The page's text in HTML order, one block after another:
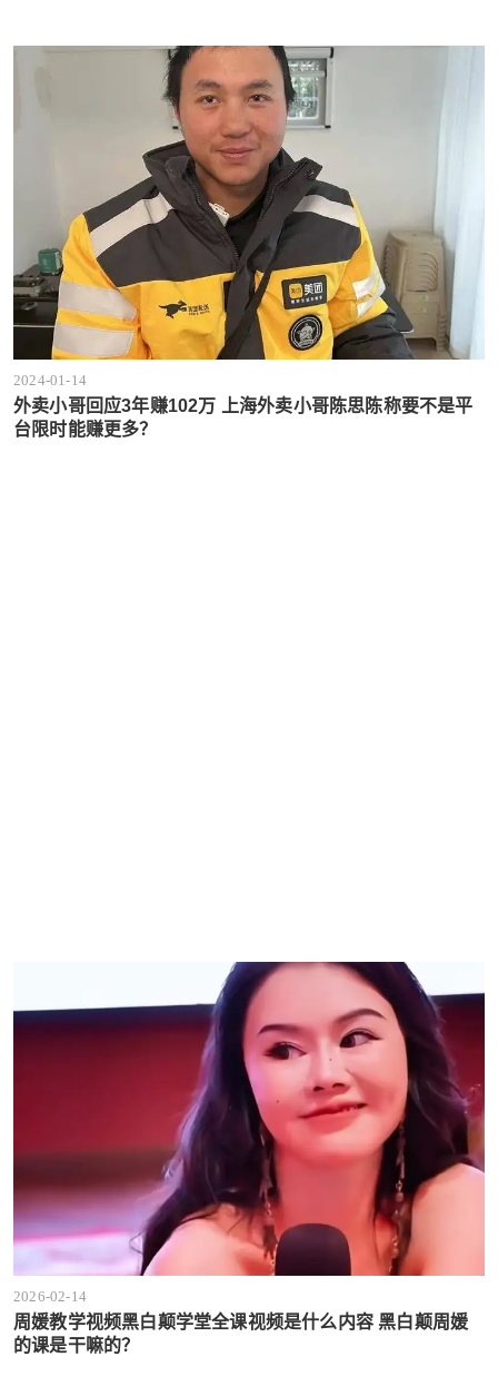
2024-01-14
外卖小哥回应3年赚102万 上海外卖小哥陈思陈称要不是平
台限时能赚更多？
2026-02-14
周媛教学视频黑白颠学堂全课视频是什么内容 黑白颠周媛
的课是干嘛的？